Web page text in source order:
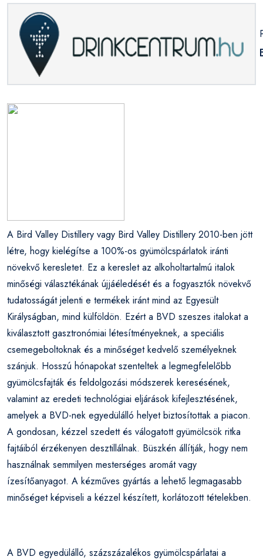
A Bird Valley Distillery vagy Bird Valley Distillery 2010-ben jött
létre, hogy kielégítse a 100%-os gyümölcspárlatok iránti
növekvő keresletet. Ez a kereslet az alkoholtartalmú italok
minőségi választékának újjáéledését és a fogyasztók növekvő
tudatosságát jelenti e termékek iránt mind az Egyesült
Királyságban, mind külföldön. Ezért a BVD szeszes italokat a
kiválasztott gasztronómiai létesítményeknek, a speciális
csemegeboltoknak és a minőséget kedvelő személyeknek
szánjuk. Hosszú hónapokat szenteltek a legmegfelelőbb
gyümölcsfajták és feldolgozási módszerek keresésének,
valamint az eredeti technológiai eljárások kifejlesztésének,
amelyek a BVD-nek egyedülálló helyet biztosítottak a piacon.
A gondosan, kézzel szedett és válogatott gyümölcsök ritka
fajtáiból érzékenyen desztillálnak. Büszkén állítják, hogy nem
használnak semmilyen mesterséges aromát vagy
ízesítőanyagot. A kézműves gyártás a lehető legmagasabb
minőséget képviseli a kézzel készített, korlátozott tételekben.
A BVD egyedülálló, százszázalékos gyümölcspárlatai a